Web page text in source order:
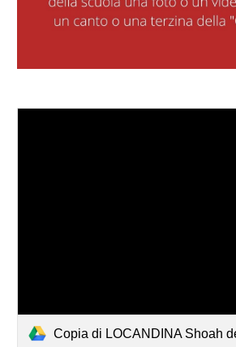
Copia di LOCANDINA Shoah